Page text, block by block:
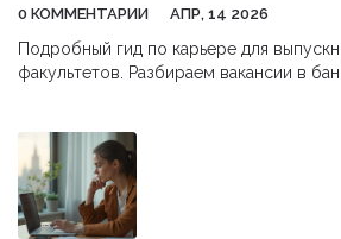
0 КОММЕНТАРИИ АПР, 14 2026
Подробный гид по карьере для
факультетов. Разбираем вакансии в